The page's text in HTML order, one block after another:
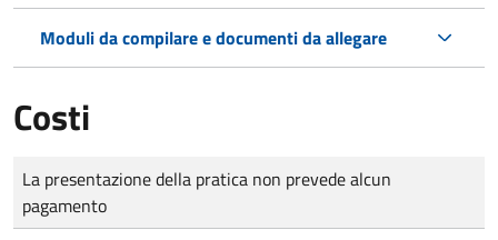
Moduli da compilare e documenti da allegare
Costi
Tipo di pagamento
Importo
La presentazione della pratica non prevede alcun
pagamento